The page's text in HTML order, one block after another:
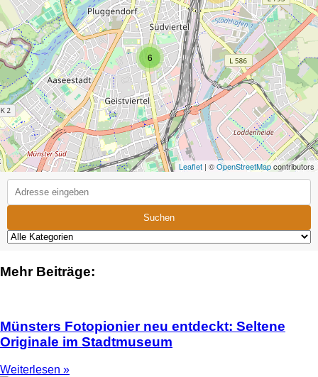
6
Leaflet | ©OpenStreetMapcontributors
Suchen
Mehr Beiträge:
Münsters Fotopionier neu entdeckt: Seltene
Originale im Stadtmuseum
Weiterlesen »